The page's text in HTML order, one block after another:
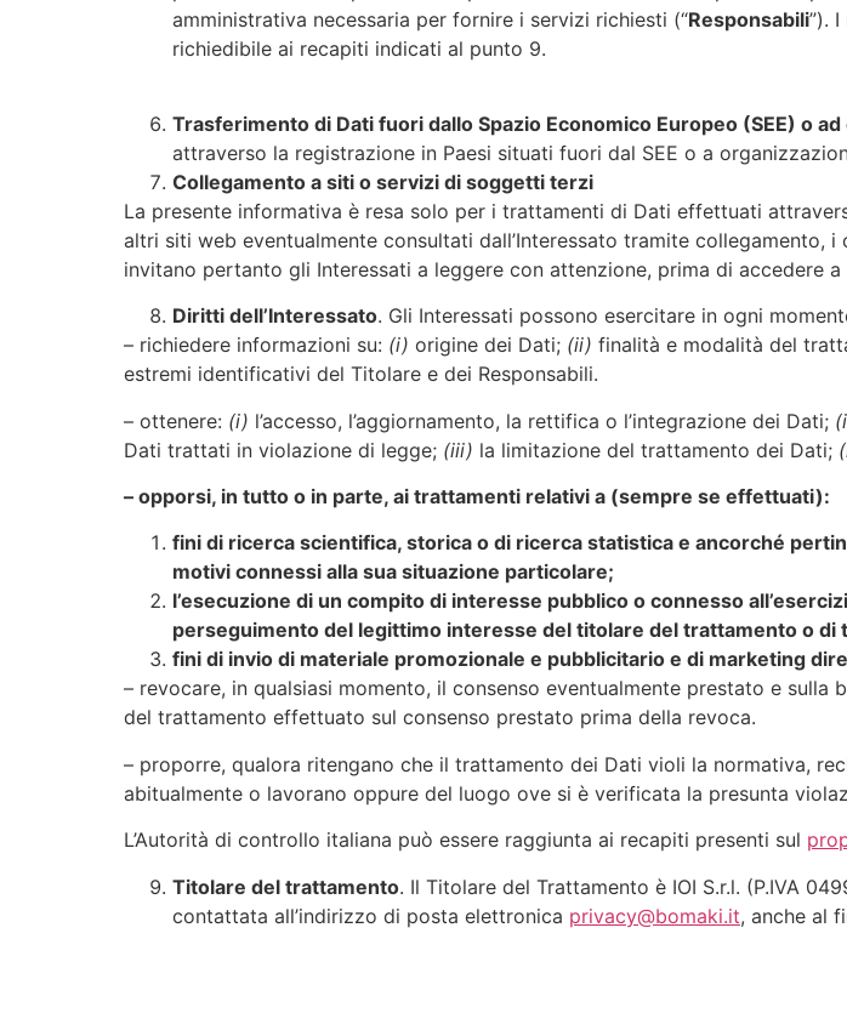
amministrativa necessaria per fornire i servizi richiesti (“Responsabili”).
richiedibile ai recapiti indicati al punto 9.
Trasferimento di Dati fuori dallo Spazio Economico Europeo (SEE) o
attraverso la registrazione in Paesi situati fuori dal SEE o a
Collegamento a siti o servizi di soggetti terzi
La presente informativa è resa solo per i trattamenti di Dati effettuati
altri siti web eventualmente consultati dall’Interessato tramite
invitano pertanto gli Interessati a leggere con attenzione, prima di accedere
Diritti dell’Interessato. Gli Interessati possono esercitare in ogni
– richiedere informazioni su: (i) origine dei Dati; (ii) finalità e modalità del
estremi identificativi del Titolare e dei Responsabili.
– ottenere: (i) l’accesso, l’aggiornamento, la rettifica o l’integrazione dei Dati;
Dati trattati in violazione di legge; (iii) la limitazione del trattamento dei Dati;
– opporsi, in tutto o in parte, ai trattamenti relativi a (sempre se effettuati):
fini di ricerca scientifica, storica o di ricerca statistica e ancorché
motivi connessi alla sua situazione particolare;
l’esecuzione di un compito di interesse pubblico o connesso
perseguimento del legittimo interesse del titolare del trattamento o di
fini di invio di materiale promozionale e pubblicitario e di marketing
– revocare, in qualsiasi momento, il consenso eventualmente prestato e
del trattamento effettuato sul consenso prestato prima della revoca.
– proporre, qualora ritengano che il trattamento dei Dati violi la normativa,
abitualmente o lavorano oppure del luogo ove si è verificata la presunta
L’Autorità di controllo italiana può essere raggiunta ai recapiti presenti sul
Titolare del trattamento. Il Titolare del Trattamento è IOI S.r.l. (P.IVA
contattata all’indirizzo di posta elettronica privacy@bomaki.it, anche al